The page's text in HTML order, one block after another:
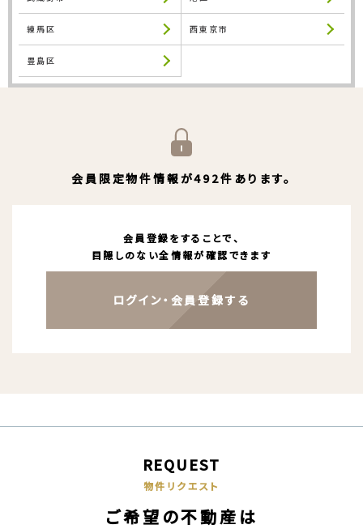
練馬区 西東京市
豊島区
会員限定物件情報が492件あります。
会員登録をすることで、
目隠しのない全情報が確認できます
ログイン・会員登録する
REQUEST
物件リクエスト
ご希望の不動産は